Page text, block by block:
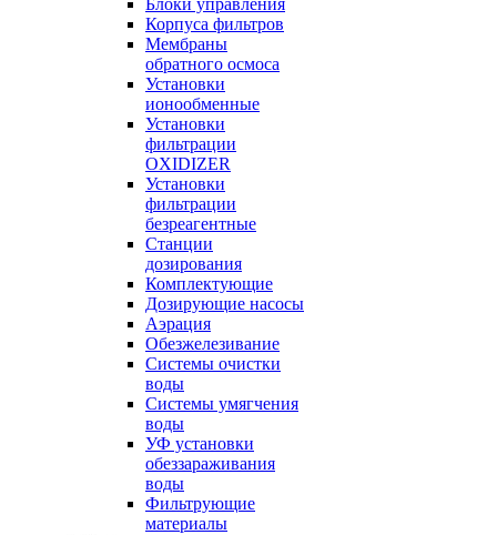
Блоки управления
Корпуса фильтров
Мембраны
обратного осмоса
Установки
ионообменные
Установки
фильтрации
OXIDIZER
Установки
фильтрации
безреагентные
Станции
дозирования
Комплектующие
Дозирующие насосы
Аэрация
Обезжелезивание
Системы очистки
воды
Системы умягчения
воды
УФ установки
обеззараживания
воды
Фильтрующие
материалы